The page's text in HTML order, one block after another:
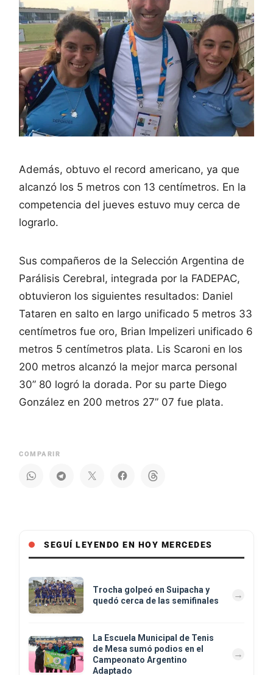
Además, obtuvo el record americano, ya que
alcanzó los 5 metros con 13 centímetros. En la
competencia del jueves estuvo muy cerca de
lograrlo.
Sus compañeros de la Selección Argentina de
Parálisis Cerebral, integrada por la FADEPAC,
obtuvieron los siguientes resultados: Daniel
Tataren en salto en largo unificado 5 metros 33
centímetros fue oro, Brian Impelizeri unificado 6
metros 5 centímetros plata. Lis Scaroni en los
200 metros alcanzó la mejor marca personal
30” 80 logró la dorada. Por su parte Diego
González en 200 metros 27” 07 fue plata.
COMPARIR
SEGUÍ LEYENDO EN HOY MERCEDES
Trocha golpeó en Suipacha y
quedó cerca de las semifinales
La Escuela Municipal de Tenis
de Mesa sumó podios en el
Campeonato Argentino
Adaptado